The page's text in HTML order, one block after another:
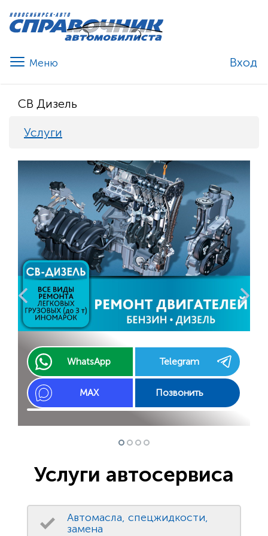
Вход
СВ Дизель
Услуги
WhatsApp Telegram
MAX Позвонить
Previous
Услуги автосервиса
Автомасла, спецжидкости,
замена